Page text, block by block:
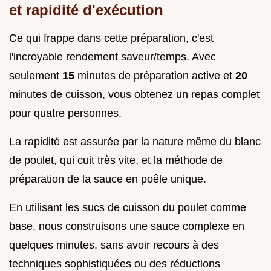
et rapidité d'exécution
Ce qui frappe dans cette préparation, c'est
l'incroyable rendement saveur/temps. Avec
seulement 15 minutes de préparation active et 20
minutes de cuisson, vous obtenez un repas complet
pour quatre personnes.
La rapidité est assurée par la nature même du blanc
de poulet, qui cuit très vite, et la méthode de
préparation de la sauce en poêle unique.
En utilisant les sucs de cuisson du poulet comme
base, nous construisons une sauce complexe en
quelques minutes, sans avoir recours à des
techniques sophistiquées ou des réductions